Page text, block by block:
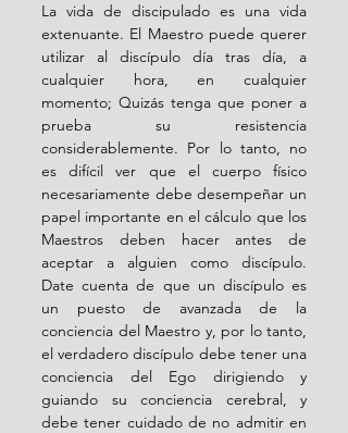
La vida de discipulado es una vida
extenuante. El Maestro puede querer
utilizar al discípulo día tras día, a
cualquier hora, en cualquier
momento; Quizás tenga que poner a
prueba su resistencia
considerablemente. Por lo tanto, no
es difícil ver que el cuerpo físico
necesariamente debe desempeñar un
papel importante en el cálculo que los
Maestros deben hacer antes de
aceptar a alguien como discípulo.
Date cuenta de que un discípulo es
un puesto de avanzada de la
conciencia del Maestro y, por lo tanto,
el verdadero discípulo debe tener una
conciencia del Ego dirigiendo y
guiando su conciencia cerebral, y
debe tener cuidado de no admitir en